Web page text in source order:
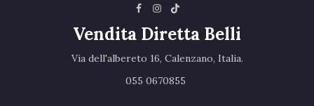
Vendita Diretta Belli
Via dell'albereto 16, Calenzano, Italia.‎
055 0670855 ‎